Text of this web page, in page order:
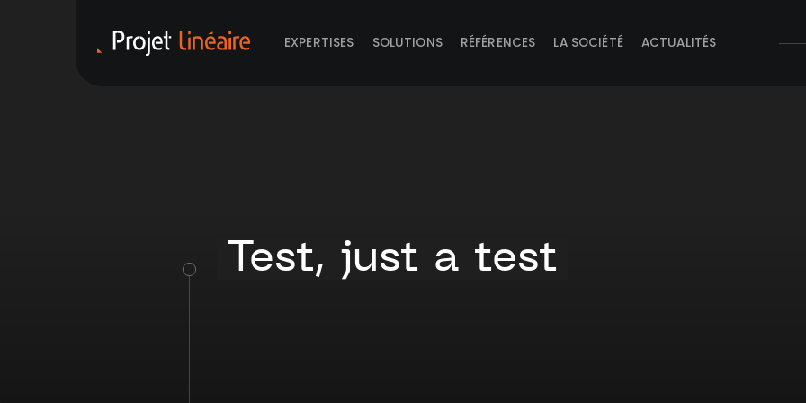
EXPERTISES SOLUTIONS RÉFÉRENCES LA SOCIÉTÉ ACTUALITÉS
Test, just a test